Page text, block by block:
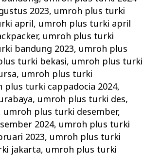
2023, umroh plus turki
april, umroh plus turki april
, umroh plus turki
bandung 2023, umroh plus
turki bekasi, umroh plus turki
, umroh plus turki
plus turki cappadocia 2024,
, umroh plus turki des,
umroh plus turki desember,
2024, umroh plus turki
2023, umroh plus turki
jakarta, umroh plus turki